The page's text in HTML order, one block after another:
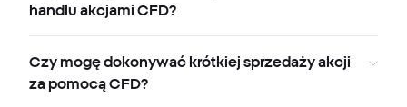
handlu akcjami CFD?
Czy mogę dokonywać krótkiej sprzedaży akcji
za pomocą CFD?